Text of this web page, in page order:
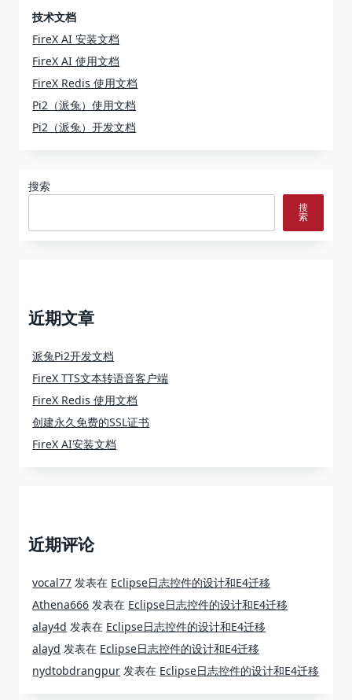
技术文档
FireX AI 安装文档
FireX AI 使用文档
FireX Redis 使用文档
Pi2（派兔）使用文档
Pi2（派兔）开发文档
搜索
搜
索
近期文章
派兔Pi2开发文档
FireX TTS文本转语音客户端
FireX Redis 使用文档
创建永久免费的SSL证书
FireX AI安装文档
近期评论
vocal77 发表在 Eclipse日志控件的设计和E4迁移
Athena666 发表在 Eclipse日志控件的设计和E4迁移
alay4d 发表在 Eclipse日志控件的设计和E4迁移
alayd 发表在 Eclipse日志控件的设计和E4迁移
nydtobdrangpur 发表在 Eclipse日志控件的设计和E4迁移